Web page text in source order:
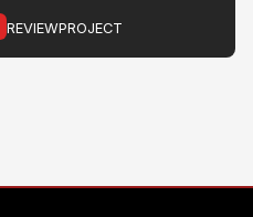
REVIEWPROJECT